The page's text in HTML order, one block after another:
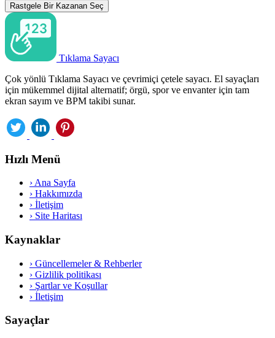
Rastgele Bir Kazanan Seç
Tıklama Sayacı
Çok yönlü Tıklama Sayacı ve çevrimiçi çetele sayacı. El sayaçları
için mükemmel dijital alternatif; örgü, spor ve envanter için tam
ekran sayım ve BPM takibi sunar.
Hızlı Menü
› Ana Sayfa
› Hakkımızda
› İletişim
› Site Haritası
Kaynaklar
› Güncellemeler & Rehberler
› Gizlilik politikası
› Şartlar ve Koşullar
› İletişim
Sayaçlar